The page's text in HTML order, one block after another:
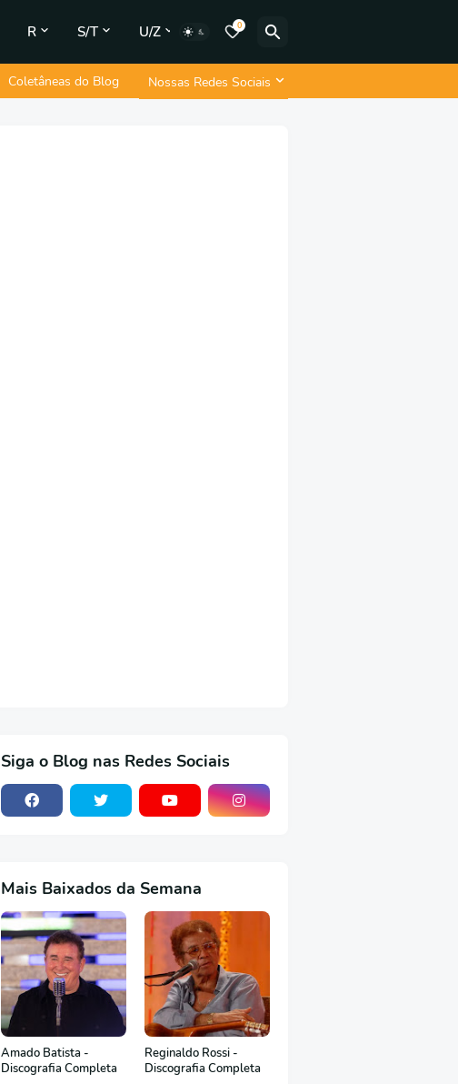
R S/T U/Z 0
Coletâneas do Blog Nossas Redes Sociais
Siga o Blog nas Redes Sociais
Mais Baixados da Semana
Amado Batista -
Discografia Completa
Reginaldo Rossi -
Discografia Completa